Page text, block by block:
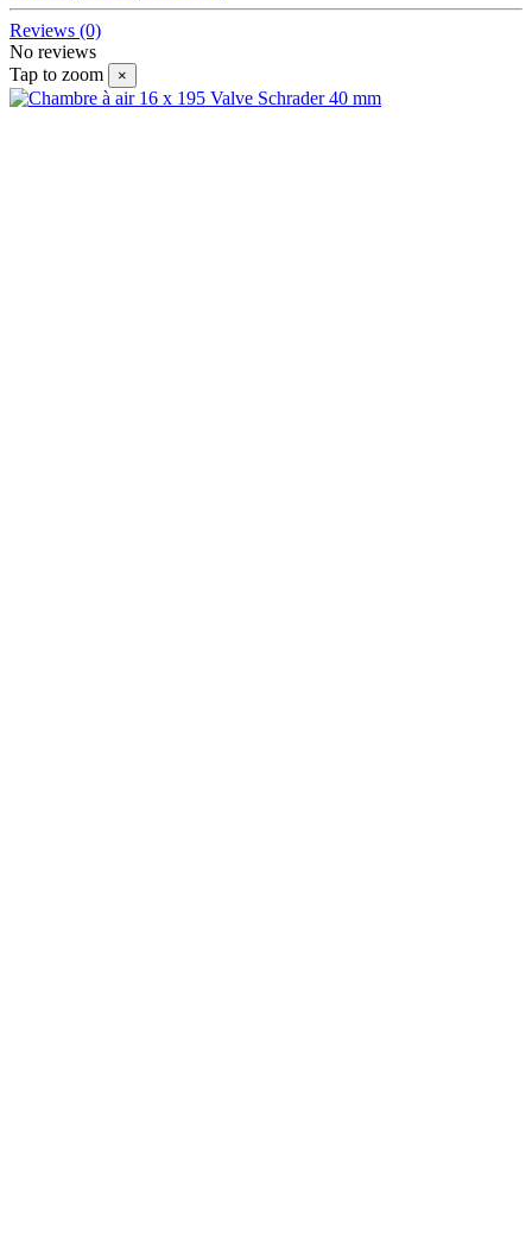
Reviews (0)
No reviews
Tap to zoom
×